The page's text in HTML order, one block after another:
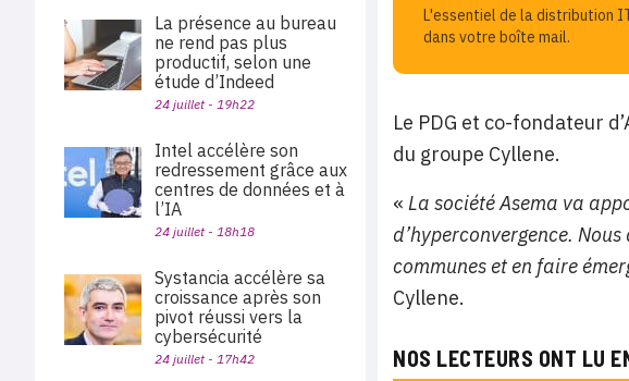
L'essentiel de la distribution
dans votre boîte mail.
Le PDG et co-fondateur
du groupe Cyllene.
« La société Asema va
d’hyperconvergence.
communes et en faire
Cyllene.
NOS LECTEURS ONT LU
La présence au bureau
ne rend pas plus
productif, selon une
étude d’Indeed
24 juillet - 19h22
Intel accélère son
redressement grâce aux
centres de données et à
l’IA
24 juillet - 18h18
Systancia accélère sa
croissance après son
pivot réussi vers la
cybersécurité
24 juillet - 17h42